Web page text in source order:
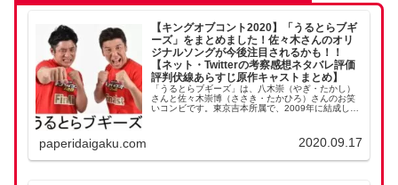
【キングオブコント2020】「うるとらブギ
ーズ」をまとめました！佐々木さんのオリ
ジナルソングが今後注目されるかも！！
【ネット・Twitterの考察感想ネタバレ評価
評判伏線あらすじ原作キャストまとめ】
「うるとらブギーズ」は、八木崇（やぎ・たかし）
さんと佐々木崇博（ささき・たかひろ）さんのお笑
いコンビです。東京吉本所属で、2009年に結成しま
paperidaigaku.com 2020.09.17